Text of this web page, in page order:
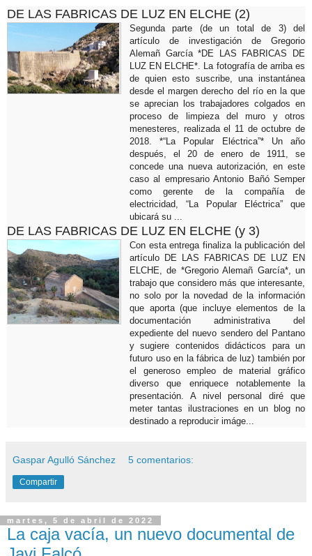
DE LAS FABRICAS DE LUZ EN ELCHE (2)
Segunda parte (de un total de 3) del
artículo de investigación de Gregorio
Alemañ García *DE LAS FABRICAS DE
LUZ EN ELCHE*. La fotografía de arriba es
de quien esto suscribe, una instantánea
desde el margen derecho del río en la que
se aprecian los trabajadores colgados en
proceso de limpieza del muro y otros
menesteres, realizada el 11 de octubre de
2018. *“La Popular Eléctrica”* Un año
después, el 20 de enero de 1911, se
concede una nueva autorización, en este
caso al empresario Antonio Bañó Semper
como gerente de la compañía de
electricidad, “La Popular Eléctrica” que
ubicará su ...
DE LAS FABRICAS DE LUZ EN ELCHE (y 3)
Con esta entrega finaliza la publicación del
artículo DE LAS FABRICAS DE LUZ EN
ELCHE, de *Gregorio Alemañ García*, un
trabajo que considero más que interesante,
no solo por la novedad de la información
que aporta (que incluye elementos de la
documentación administrativa del
expediente del nuevo sendero del Pantano
y sugiere contenidos didácticos para un
futuro uso en la fábrica de luz) también por
el generoso empleo de material gráfico
diverso que enriquece notablemente la
presentación. A nivel personal diré que
meter tantas ilustraciones en un blog no
destinado a reproducir imáge...
Gaspar Agulló Sánchez 5 comentarios:
Compartir
martes, 5 de abril de 2022
La caja vacía, un nuevo documental de